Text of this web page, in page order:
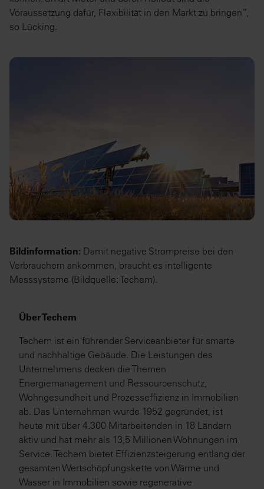
Voraussetzung dafür, Flexibilität in den Markt zu bringen“,
so Lücking.
Bildinformation: Damit negative Strompreise bei den
Verbrauchern ankommen, braucht es intelligente
Messsysteme (Bildquelle: Techem).
Über Techem
Techem ist ein führender Serviceanbieter für smarte
und nachhaltige Gebäude. Die Leistungen des
Unternehmens decken die Themen
Energiemanagement und Ressourcenschutz,
Wohngesundheit und Prozesseffizienz in Immobilien
ab. Das Unternehmen wurde 1952 gegründet, ist
heute mit über 4.300 Mitarbeitenden in 18 Ländern
aktiv und hat mehr als 13,5 Millionen Wohnungen im
Service. Techem bietet Effizienzsteigerung entlang der
gesamten Wertschöpfungskette von Wärme und
Wasser in Immobilien sowie regenerative